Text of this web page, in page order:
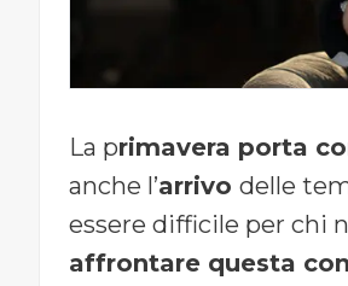
La primavera porta
anche l’arrivo delle
essere difficile per chi
affrontare questa